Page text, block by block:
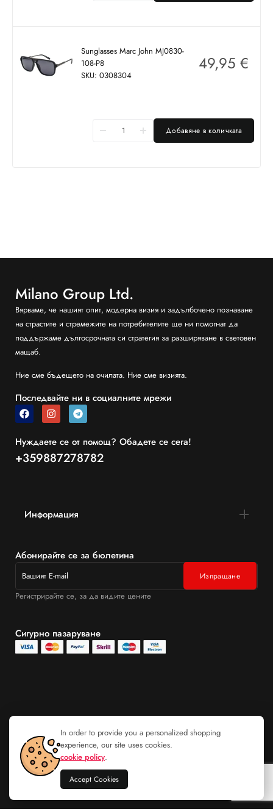
Sunglasses Marc John MJ0830-
108-P8
SKU: 0308304
49,95 €
Добавяне в количката
Milano Group Ltd.
Вярваме, че нашият опит, модерна визия и задълбочено познаване
на страстите и стремежите на потребителите ще ни помогнат да
поддържаме дългосрочната си стратегия за разширяване в световен
мащаб.
Ние сме бъдещето на очилата. Ние сме визията.
Последвайте ни в социалните мрежи
Нуждаете се от помощ? Обадете се сега!
+359887278782
Информация
Абонирайте се за бюлетина
Регистрирайте се, за да видите цените
Сигурно пазаруване
In order to provide you a personalized shopping
experience, our site uses cookies.
cookie policy.
Accept Cookies